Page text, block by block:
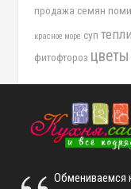
продажа семян
красное море суп
фитофтороз цветы
Обмениваемся